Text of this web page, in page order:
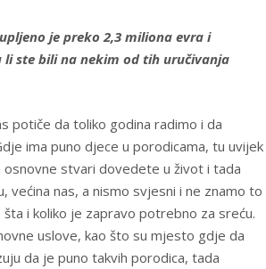
je preko 2,3 miliona evra i
ste bili na nekim od tih uručivanja
potiče da toliko godina radimo i da
ima puno djece u porodicama, tu uvijek
stvari dovedete u život i tada
većina nas, a nismo svjesni i ne znamo to
i koliko je zapravo potrebno za sreću.
uslove, kao što su mjesto gdje da
da je puno takvih porodica, tada